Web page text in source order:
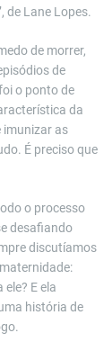
de Lane Lopes.
de morrer,
de
o ponto de
da
imunizar as
É preciso que
o processo
desafiando
discutíamos
E ela
história de